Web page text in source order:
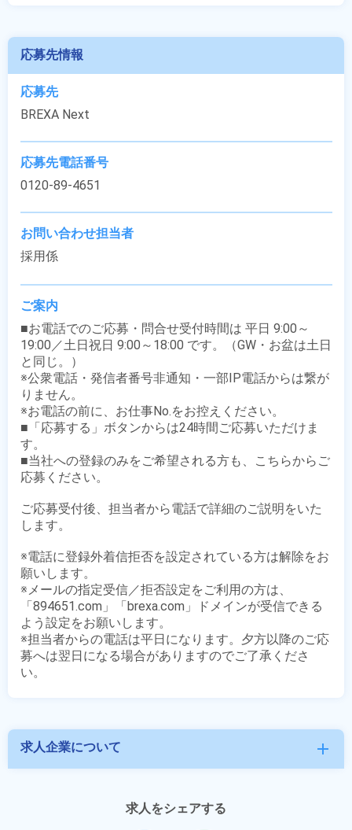
応募先情報
応募先
BREXA Next
応募先電話番号
0120-89-4651
お問い合わせ担当者
採用係
ご案内
■お電話でのご応募・問合せ受付時間は 平日 9:00～
19:00／土日祝日 9:00～18:00 です。（GW・お盆は土日
と同じ。）
※公衆電話・発信者番号非通知・一部IP電話からは繋が
りません。
※お電話の前に、お仕事No.をお控えください。
■「応募する」ボタンからは24時間ご応募いただけま
す。
■当社への登録のみをご希望される方も、こちらからご
応募ください。
ご応募受付後、担当者から電話で詳細のご説明をいた
します。
※電話に登録外着信拒否を設定されている方は解除をお
願いします。
※メールの指定受信／拒否設定をご利用の方は、
「894651.com」「brexa.com」ドメインが受信できる
よう設定をお願いします。
※担当者からの電話は平日になります。夕方以降のご応
募へは翌日になる場合がありますのでご了承くださ
求人企業について add
求人をシェアする